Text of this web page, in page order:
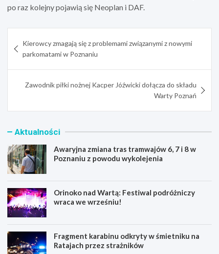
po raz kolejny pojawią się Neoplan i DAF.
wpisu
Kierowcy zmagają się z problemami związanymi z nowymi
parkomatami w Poznaniu
Zawodnik piłki nożnej Kacper Jóźwicki dołącza do składu
Warty Poznań
Aktualności
Awaryjna zmiana tras tramwajów 6, 7 i 8 w
Poznaniu z powodu wykolejenia
Orinoko nad Wartą: Festiwal podróżniczy
wraca we wrześniu!
Fragment karabinu odkryty w śmietniku na
Ratajach przez strażników